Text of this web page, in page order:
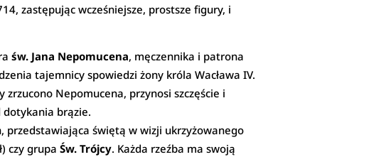
zastępując wcześniejsze, prostsze figury, i
św. Jana Nepomucena, męczennika i patrona
tajemnicy spowiedzi żony króla Wacława IV.
Nepomucena, przynosi szczęście i
brązie.
przedstawiająca świętą w wizji ukrzyżowanego
czy grupaŚw. Trójcy. Każda rzeźba ma swoją